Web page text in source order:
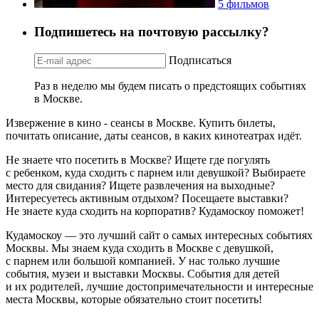
5 фильмов
Подпишетесь на почтовую рассылку?
Подписаться
Раз в неделю мы будем писать о предстоящих событиях
в Москве.
Извержение в кино - сеансы в Москве. Купить билеты,
почитать описание, даты сеансов, в каких кинотеатрах идёт.
Не знаете что посетить в Москве? Ищете где погулять
с ребенком, куда сходить с парнем или девушкой? Выбираете
место для свидания? Ищете развлечения на выходные?
Интересуетесь активным отдыхом? Посещаете выставки?
Не знаете куда сходить на корпоратив? Кудамоскоу поможет!
Кудамоскоу — это лучший сайт о самых интересных событиях
Москвы. Мы знаем куда сходить в Москве с девушкой,
с парнем или большой компанией. У нас только лучшие
события, музеи и выставки Москвы. События для детей
и их родителей, лучшие достопримечательности и интересные
места Москвы, которые обязательно стоит посетить!